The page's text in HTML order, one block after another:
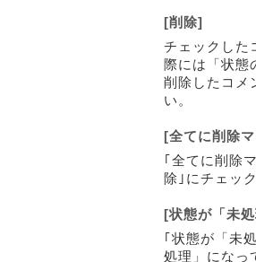
[削除]
チェックした
際には「状態
削除したコメ
い。
[全てに削除
｢全てに削除
除｣にチェッ
[状態が「未
｢状態が「未
処理」になっ